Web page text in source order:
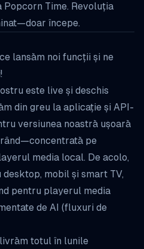
Popcorn Time. Revoluția
începe.
lansăm noi funcții și ne
este live și deschis
din greu la aplicație și API-
versiunea noastră ușoară
pe
media local. De acolo,
mobil și smart TV,
pentru playerul media
de AI (fluxuri de
totul în lunile